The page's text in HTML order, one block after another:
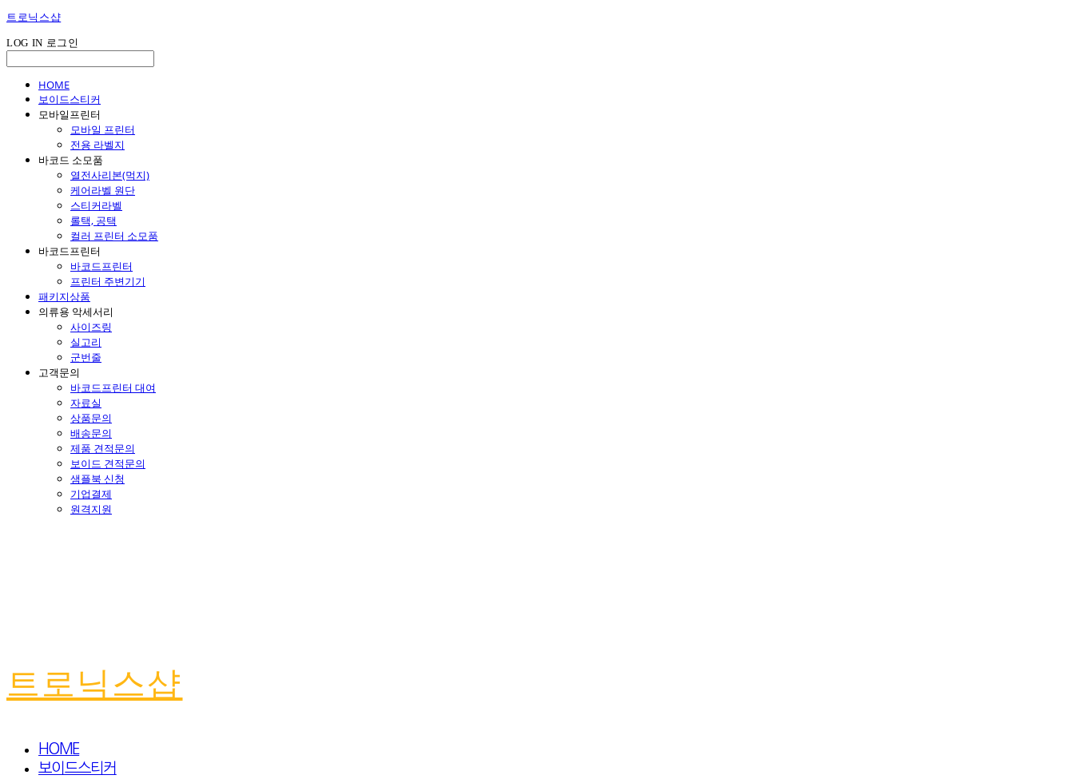
트로닉스샵
LOG IN 로그인
HOME
보이드스티커
모바일프린터
모바일 프린터
전용 라벨지
바코드 소모품
열전사리본(먹지)
케어라벨 원단
스티커라벨
롤택, 공택
컬러 프린터 소모품
바코드프린터
바코드프린터
프린터 주변기기
패키지상품
의류용 악세서리
사이즈링
실고리
군번줄
고객문의
바코드프린터 대여
자료실
상품문의
배송문의
제품 견적문의
보이드 견적문의
샘플북 신청
기업결제
원격지원
트로닉스샵
HOME
보이드스티커